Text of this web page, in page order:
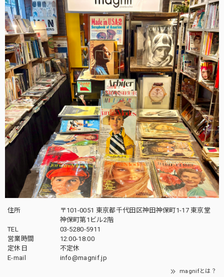
住所
〒101-0051 東京都千代田区神田神保町1-17 東京堂
神保町第1ビル2階
TEL
03-5280-5911
営業時間
12:00-18:00
定休日
不定休
E-mail
info@magnif.jp
magnifとは？